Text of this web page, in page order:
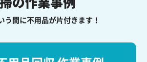
う間に不用品が片付きます！